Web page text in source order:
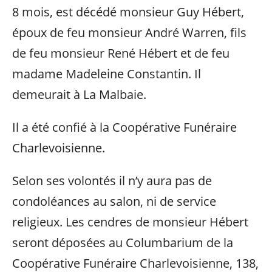
8 mois, est décédé monsieur Guy Hébert,
époux de feu monsieur André Warren, fils
de feu monsieur René Hébert et de feu
madame Madeleine Constantin. Il
demeurait à La Malbaie.
Il a été confié à la Coopérative Funéraire
Charlevoisienne.
Selon ses volontés il n’y aura pas de
condoléances au salon, ni de service
religieux. Les cendres de monsieur Hébert
seront déposées au Columbarium de la
Coopérative Funéraire Charlevoisienne, 138,